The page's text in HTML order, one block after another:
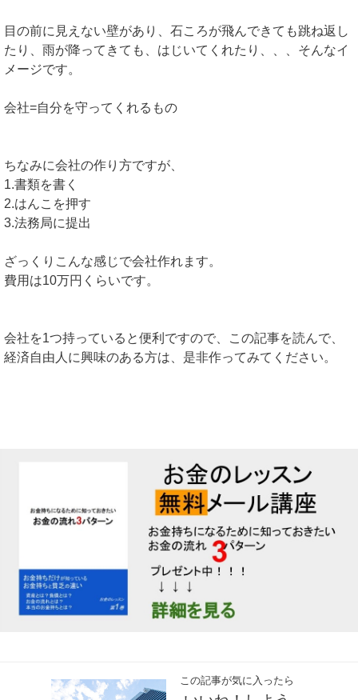
目の前に見えない壁があり、石ころが飛んできても跳ね返し
たり、雨が降ってきても、はじいてくれたり、、、そんなイ
メージです。
会社=自分を守ってくれるもの
ちなみに会社の作り方ですが、
1.書類を書く
2.はんこを押す
3.法務局に提出
ざっくりこんな感じで会社作れます。
費用は10万円くらいです。
会社を1つ持っていると便利ですので、この記事を読んで、
経済自由人に興味のある方は、是非作ってみてください。
この記事が気に入ったら